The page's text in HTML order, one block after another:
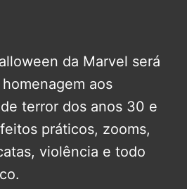
da Marvel será
aos
terror dos anos 30 e
práticos, zooms,
violência e todo